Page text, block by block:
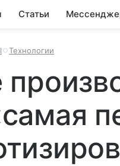
Статьи
Технологии